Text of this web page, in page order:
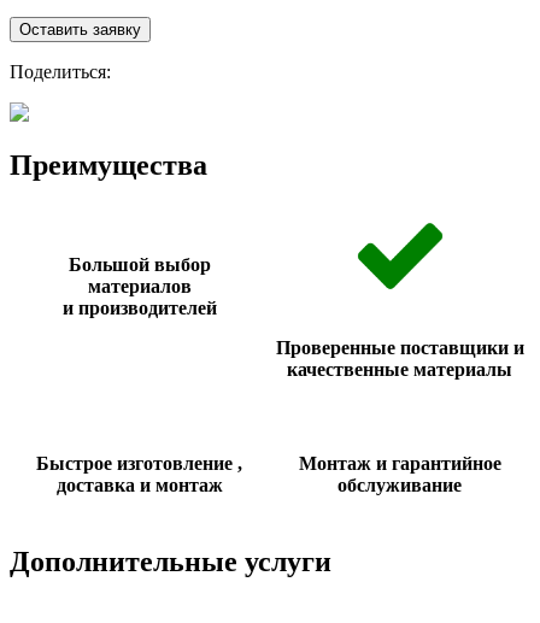
Оставить заявку
Поделиться:
Преимущества
Большой выбор
материалов
и производителей
Проверенные поставщики и
качественные материалы
Быстрое изготовление ,
доставка и монтаж
Монтаж и гарантийное
обслуживание
Дополнительные услуги